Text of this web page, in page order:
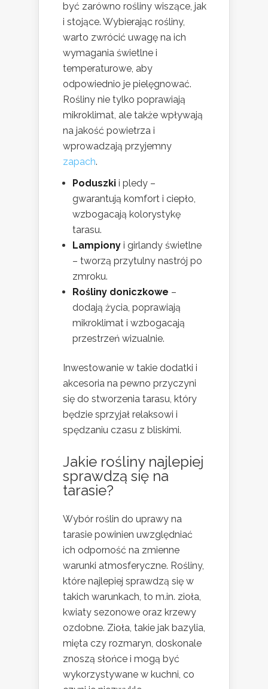
być zarówno rośliny wiszące, jak
i stojące. Wybierając rośliny,
warto zwrócić uwagę na ich
wymagania świetlne i
temperaturowe, aby
odpowiednio je pielęgnować.
Rośliny nie tylko poprawiają
mikroklimat, ale także wpływają
na jakość powietrza i
wprowadzają przyjemny
zapach.
Poduszki i pledy –
gwarantują komfort i ciepło,
wzbogacają kolorystykę
tarasu.
Lampiony i girlandy świetlne
– tworzą przytulny nastrój po
zmroku.
Rośliny doniczkowe –
dodają życia, poprawiają
mikroklimat i wzbogacają
przestrzeń wizualnie.
Inwestowanie w takie dodatki i
akcesoria na pewno przyczyni
się do stworzenia tarasu, który
będzie sprzyjał relaksowi i
spędzaniu czasu z bliskimi.
Jakie rośliny najlepiej
sprawdzą się na
tarasie?
Wybór roślin do uprawy na
tarasie powinien uwzględniać
ich odporność na zmienne
warunki atmosferyczne. Rośliny,
które najlepiej sprawdzą się w
takich warunkach, to m.in. zioła,
kwiaty sezonowe oraz krzewy
ozdobne. Zioła, takie jak bazylia,
mięta czy rozmaryn, doskonale
znoszą słońce i mogą być
wykorzystywane w kuchni, co